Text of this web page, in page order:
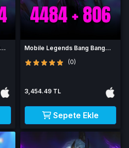
Mobile Legends Bang Bang
(0)
3,454.49 TL
Sepete Ekle